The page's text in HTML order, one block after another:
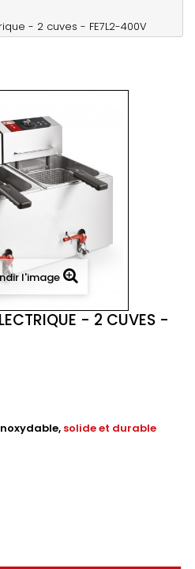
- 2 cuves - FE7L2-400V
l'image
- 2 CUVES -
solide et durable